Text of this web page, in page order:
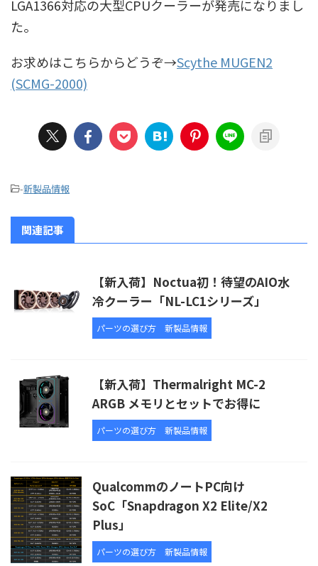
LGA1366対応の大型CPUクーラーが発売になりまし
た。
お求めはこちらからどうぞ→Scythe MUGEN2
(SCMG-2000)
-新製品情報
関連記事
【新入荷】Noctua初！待望のAIO水
冷クーラー「NL-LC1シリーズ」
パーツの選び方 新製品情報
【新入荷】Thermalright MC-2
ARGB メモリとセットでお得に
パーツの選び方 新製品情報
QualcommのノートPC向け
SoC「Snapdragon X2 Elite/X2
Plus」
パーツの選び方 新製品情報